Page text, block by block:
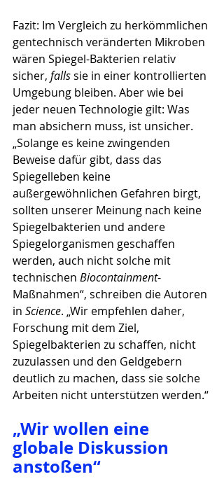
Fazit: Im Vergleich zu herkömmlichen
gentechnisch veränderten Mikroben
wären Spiegel-Bakterien relativ
sicher, falls sie in einer kontrollierten
Umgebung bleiben. Aber wie bei
jeder neuen Technologie gilt: Was
man absichern muss, ist unsicher.
„Solange es keine zwingenden
Beweise dafür gibt, dass das
Spiegelleben keine
außergewöhnlichen Gefahren birgt,
sollten unserer Meinung nach keine
Spiegelbakterien und andere
Spiegelorganismen geschaffen
werden, auch nicht solche mit
technischen Biocontainment-
Maßnahmen“, schreiben die Autoren
in Science. „Wir empfehlen daher,
Forschung mit dem Ziel,
Spiegelbakterien zu schaffen, nicht
zuzulassen und den Geldgebern
deutlich zu machen, dass sie solche
Arbeiten nicht unterstützen werden.“
„Wir wollen eine
globale Diskussion
anstoßen“